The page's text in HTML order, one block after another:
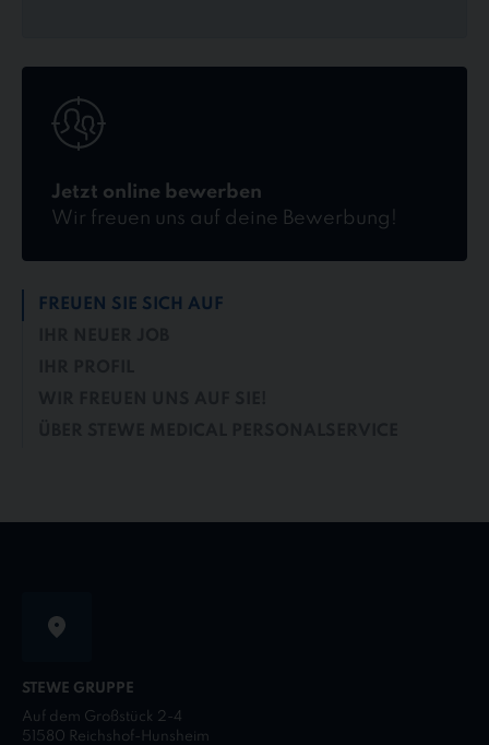
Jetzt online bewerben
Wir freuen uns auf deine Bewerbung!
online
bewerben
FREUEN SIE SICH AUF
STEWE GRUPPE
Auf dem Großstück 2-4
51580 Reichshof-Hunsheim